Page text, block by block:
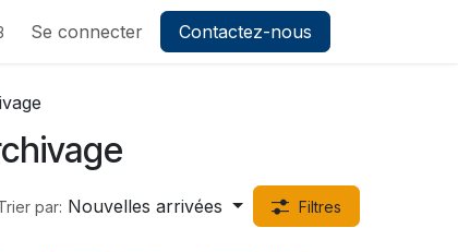
Se connecter Contactez-nous
par: Nouvelles arrivées Filtres